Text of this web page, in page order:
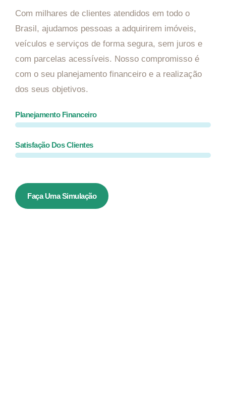
Com milhares de clientes atendidos em todo o
Brasil, ajudamos pessoas a adquirirem imóveis,
veículos e serviços de forma segura, sem juros e
com parcelas acessíveis. Nosso compromisso é
com o seu planejamento financeiro e a realização
dos seus objetivos.
Planejamento Financeiro
Satisfação Dos Clientes
Faça Uma Simulação